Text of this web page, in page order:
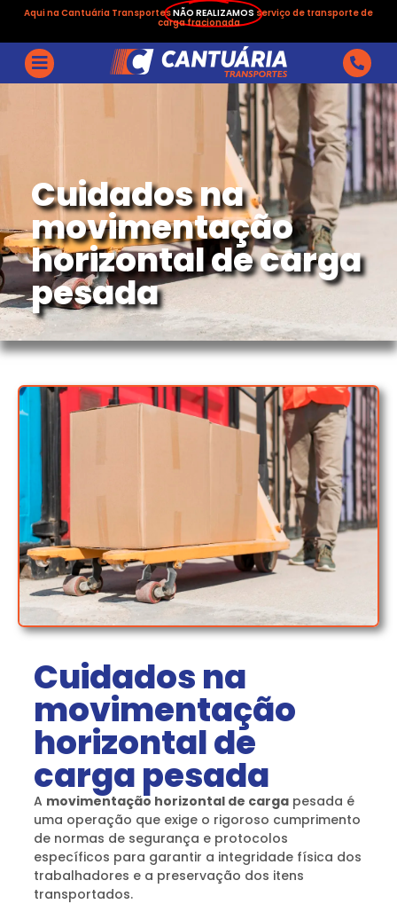
Aqui na Cantuária TransportesNÃO REALIZAMOS serviço de transporte de
carga fracionada
Cuidados na
movimentação
horizontal de carga
pesada
Cuidados na
movimentação
horizontal de
carga pesada
A movimentação horizontal de carga pesada é
uma operação que exige o rigoroso cumprimento
de normas de segurança e protocolos
específicos para garantir a integridade física dos
trabalhadores e a preservação dos itens
transportados.